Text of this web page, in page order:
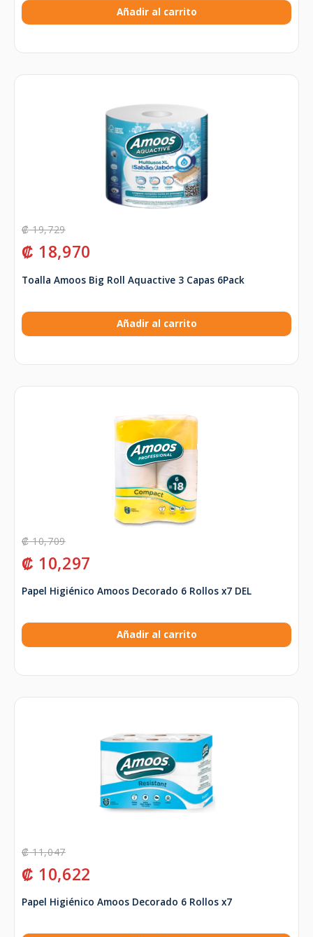
Añadir al carrito
₡19,729
₡ 18,970
Toalla Amoos Big Roll Aquactive 3 Capas 6Pack
Añadir al carrito
₡10,709
₡ 10,297
Papel Higiénico Amoos Decorado 6 Rollos x7 DEL
Añadir al carrito
₡11,047
₡ 10,622
Papel Higiénico Amoos Decorado 6 Rollos x7